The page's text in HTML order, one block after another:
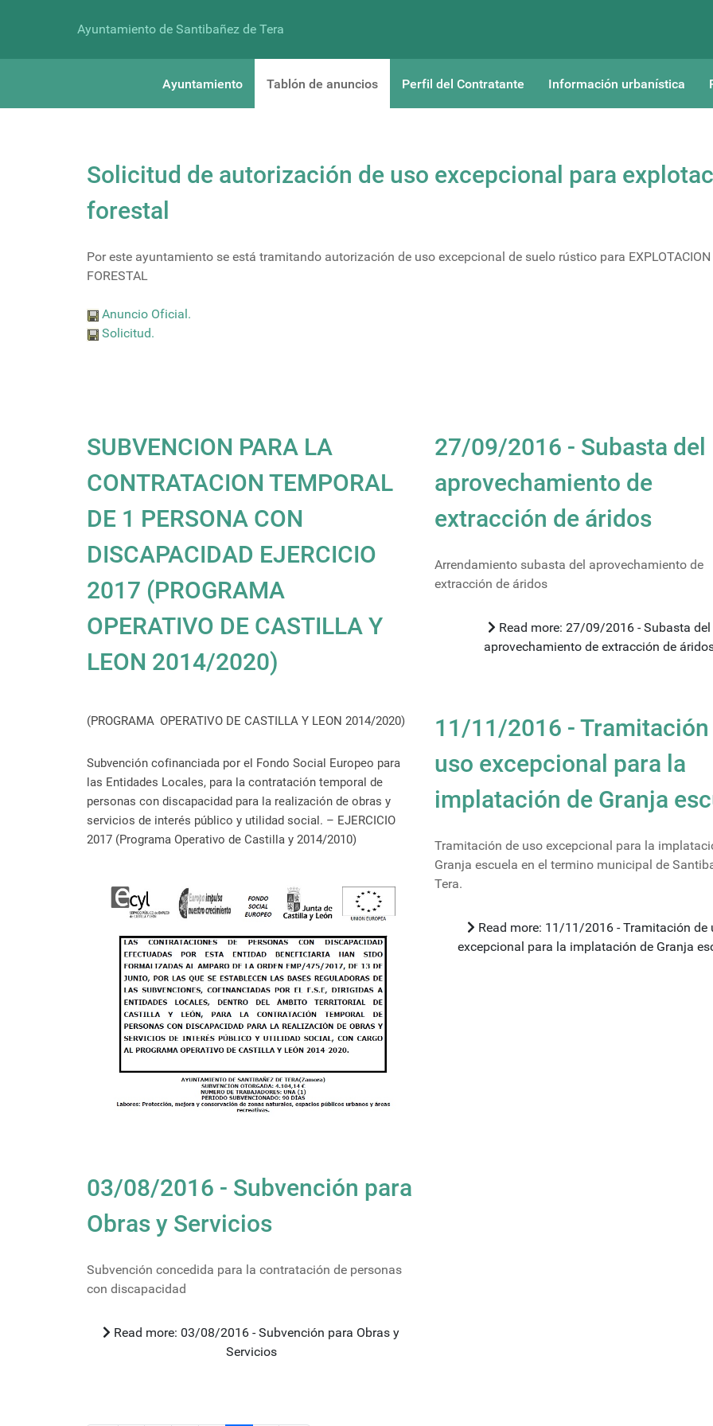
Ayuntamiento de Santibañez de Tera
Ayuntamiento Tablón de anuncios Perfil del Contratante Información urbanística
Solicitud de autorización de uso excepcional para
forestal
Por este ayuntamiento se está tramitando autorización de uso excepcional de suelo rústico para EXPLOTACION
FORESTAL
Anuncio Oficial.
Solicitud.
SUBVENCION PARA LA
CONTRATACION TEMPORAL
DE 1 PERSONA CON
DISCAPACIDAD EJERCICIO
2017 (PROGRAMA
OPERATIVO DE CASTILLA Y
LEON 2014/2020)
(PROGRAMA OPERATIVO DE CASTILLA Y LEON 2014/2020)
Subvención cofinanciada por el Fondo Social Europeo para
las Entidades Locales, para la contratación temporal de
personas con discapacidad para la realización de obras y
servicios de interés público y utilidad social. – EJERCICIO
2017 (Programa Operativo de Castilla y 2014/2010)
03/08/2016 - Subvención para
Obras y Servicios
Subvención concedida para la contratación de personas
con discapacidad
Servicios
27/09/2016 - Subasta del
aprovechamiento de
extracción de áridos
Arrendamiento subasta del aprovechamiento de
extracción de áridos
aprovechamiento de extracción de
11/11/2016 - Tramitación
uso excepcional para la
implatación de Granja
Tramitación de uso excepcional para la
Granja escuela en el termino municipal de
Tera.
excepcional para la implatación de Granja